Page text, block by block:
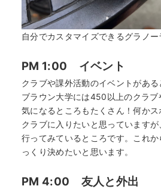
自分でカスタマイズできるグラノ
PM 1:00 イベント
クラブや課外活動のイベントがある
ブラウン大学には450以上のクラブ
気になるところもたくさん！何か
クラブに入りたいと思っています
行ってみているところです。これ
っくり決めたいと思います。
PM 4:00 友人と外出